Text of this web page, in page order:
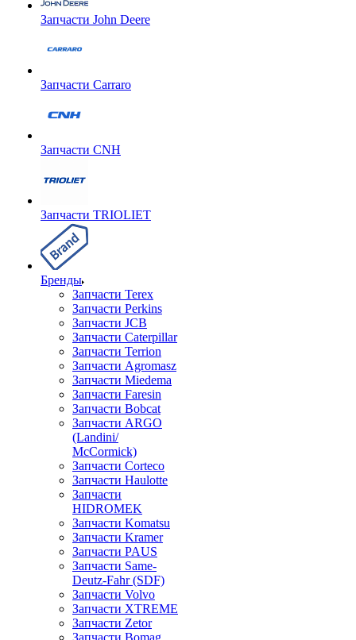
Запчасти John Deere
Запчасти Carraro
Запчасти CNH
Запчасти TRIOLIET
Бренды
Запчасти Terex
Запчасти Perkins
Запчасти JCB
Запчасти Caterpillar
Запчасти Terrion
Запчасти Agromasz
Запчасти Miedema
Запчасти Faresin
Запчасти Bobcat
Запчасти ARGO
(Landini/
McCormick)
Запчасти Corteco
Запчасти Haulotte
Запчасти
HIDROMEK
Запчасти Komatsu
Запчасти Kramer
Запчасти PAUS
Запчасти Same-
Deutz-Fahr (SDF)
Запчасти Volvo
Запчасти XTREME
Запчасти Zetor
Запчасти Bomag